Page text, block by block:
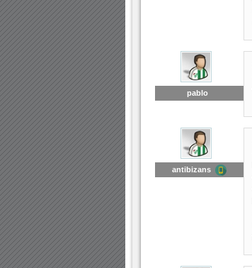
pablo
antibizans